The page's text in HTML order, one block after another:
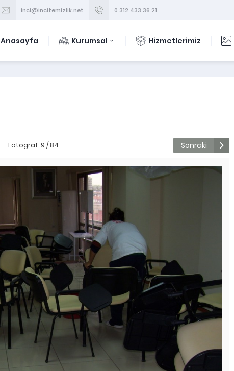
inci@incitemizlik.net 0 312 433 36 21
Anasayfa Kurumsal Hizmetlerimiz
Fotoğraf: 9 / 84 Sonraki